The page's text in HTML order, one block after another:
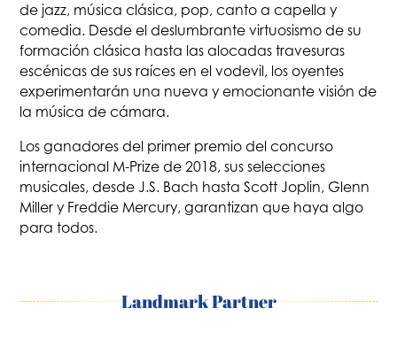
de jazz, música clásica, pop, canto a capella y
comedia. Desde el deslumbrante virtuosismo de su
formación clásica hasta las alocadas travesuras
escénicas de sus raíces en el vodevil, los oyentes
experimentarán una nueva y emocionante visión de
la música de cámara.
Los ganadores del primer premio del concurso
internacional M-Prize de 2018, sus selecciones
musicales, desde J.S. Bach hasta Scott Joplin, Glenn
Miller y Freddie Mercury, garantizan que haya algo
para todos.
Landmark Partner